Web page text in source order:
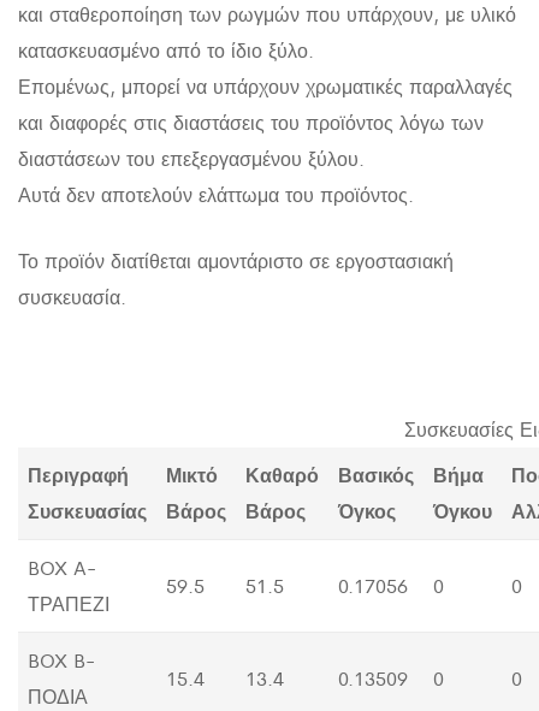
και σταθεροποίηση των ρωγμών που υπάρχουν, με υλικό
κατασκευασμένο από το ίδιο ξύλο.
Επομένως, μπορεί να υπάρχουν χρωματικές παραλλαγές
και διαφορές στις διαστάσεις του προϊόντος λόγω των
διαστάσεων του επεξεργασμένου ξύλου.
Αυτά δεν αποτελούν ελάττωμα του προϊόντος.
Το προϊόν διατίθεται αμοντάριστο σε εργοστασιακή
συσκευασία.
Συσκευασίες
Περιγραφή
Συσκευασίας
Μικτό
Βάρος
Καθαρό
Βάρος
Βασικός
Όγκος
Βήμα
Όγκου
BOX A-
ΤΡΑΠΕΖΙ
59.5 51.5 0.17056 0 0
BOX B-
ΠΟΔΙΑ
15.4 13.4 0.13509 0 0